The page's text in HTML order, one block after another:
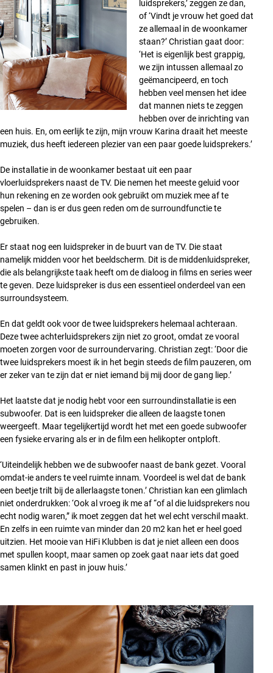
luidsprekers,’ zeggen ze dan,
of ‘Vindt je vrouw het goed dat
ze allemaal in de woonkamer
staan?’ Christian gaat door:
‘Het is eigenlijk best grappig,
we zijn intussen allemaal zo
geëmancipeerd, en toch
hebben veel mensen het idee
dat mannen niets te zeggen
hebben over de inrichting van
een huis. En, om eerlijk te zijn, mijn vrouw Karina draait het meeste
muziek, dus heeft iedereen plezier van een paar goede luidsprekers.’
De installatie in de woonkamer bestaat uit een paar
vloerluidsprekers naast de TV. Die nemen het meeste geluid voor
hun rekening en ze worden ook gebruikt om muziek mee af te
spelen – dan is er dus geen reden om de surroundfunctie te
gebruiken.
Er staat nog een luidspreker in de buurt van de TV. Die staat
namelijk midden voor het beeldscherm. Dit is de middenluidspreker,
die als belangrijkste taak heeft om de dialoog in films en series weer
te geven. Deze luidspreker is dus een essentieel onderdeel van een
surroundsysteem.
En dat geldt ook voor de twee luidsprekers helemaal achteraan.
Deze twee achterluidsprekers zijn niet zo groot, omdat ze vooral
moeten zorgen voor de surroundervaring. Christian zegt: ‘Door die
twee luidsprekers moest ik in het begin steeds de film pauzeren, om
er zeker van te zijn dat er niet iemand bij mij door de gang liep.’
Het laatste dat je nodig hebt voor een surroundinstallatie is een
subwoofer. Dat is een luidspreker die alleen de laagste tonen
weergeeft. Maar tegelijkertijd wordt het met een goede subwoofer
een fysieke ervaring als er in de film een helikopter ontploft.
‘Uiteindelijk hebben we de subwoofer naast de bank gezet. Vooral
omdat-ie anders te veel ruimte innam. Voordeel is wel dat de bank
een beetje trilt bij de allerlaagste tonen.’ Christian kan een glimlach
niet onderdrukken: ‘Ook al vroeg ik me af “of al die luidsprekers nou
echt nodig waren,” ik moet zeggen dat het wel echt verschil maakt.
En zelfs in een ruimte van minder dan 20 m2 kan het er heel goed
uitzien. Het mooie van HiFi Klubben is dat je niet alleen een doos
met spullen koopt, maar samen op zoek gaat naar iets dat goed
samen klinkt en past in jouw huis.’